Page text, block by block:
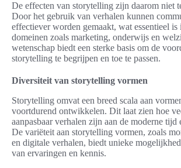
De effecten van storytelling zijn daarom niet
Door het gebruik van verhalen kunnen
effectiever worden gemaakt, wat essentieel
domeinen zoals marketing, onderwijs en
wetenschap biedt een sterke basis om de
storytelling te begrijpen en toe te passen.
Diversiteit van storytelling vormen
Storytelling omvat een breed scala aan
voortdurend ontwikkelen. Dit laat zien hoe
aanpasbaar verhalen zijn aan de moderne tijd
De variëteit aan storytelling vormen, zoals
en digitale verhalen, biedt unieke
van ervaringen en kennis.